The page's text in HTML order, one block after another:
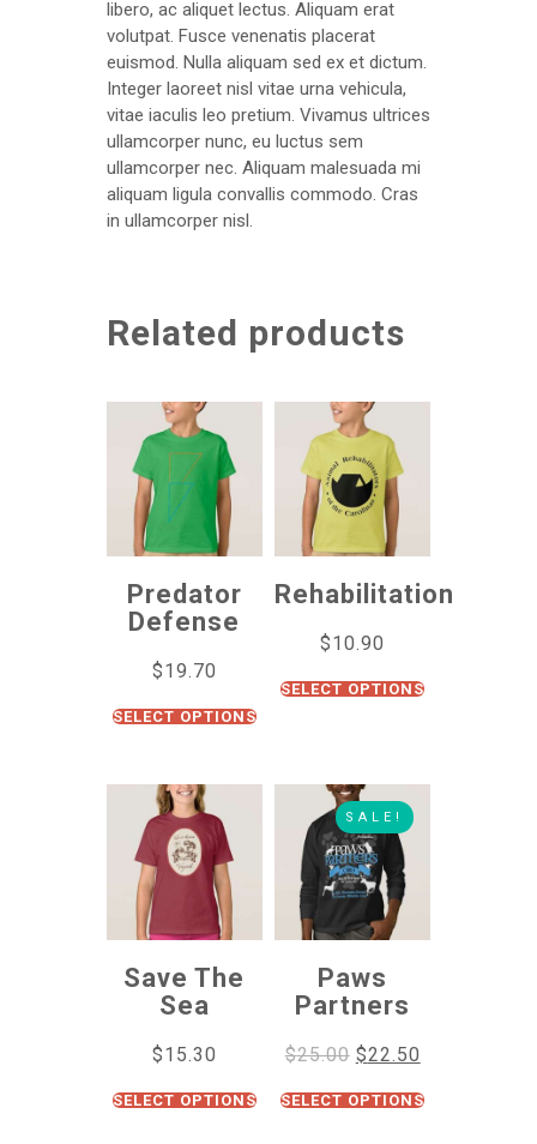
libero, ac aliquet lectus. Aliquam erat
volutpat. Fusce venenatis placerat
euismod. Nulla aliquam sed ex et dictum.
Integer laoreet nisl vitae urna vehicula,
vitae iaculis leo pretium. Vivamus ultrices
ullamcorper nunc, eu luctus sem
ullamcorper nec. Aliquam malesuada mi
aliquam ligula convallis commodo. Cras
in ullamcorper nisl.
Related products
Predator
Defense
$19.70
SELECT OPTIONS
Rehabilitation
$10.90
SELECT OPTIONS
Save The
Sea
$15.30
SELECT OPTIONS
SALE!
Paws
Partners
$25.00 $22.50
SELECT OPTIONS